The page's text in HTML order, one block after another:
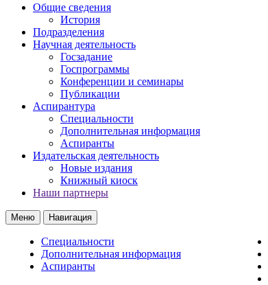
Общие сведения
История
Подразделения
Научная деятельность
Госзадание
Госпрограммы
Конференции и семинары
Публикации
Аспирантура
Специальности
Дополнительная информация
Аспиранты
Издательская деятельность
Новые издания
Книжный киоск
Наши партнеры
Меню Навигация
Специальности
Дополнительная информация
Аспиранты